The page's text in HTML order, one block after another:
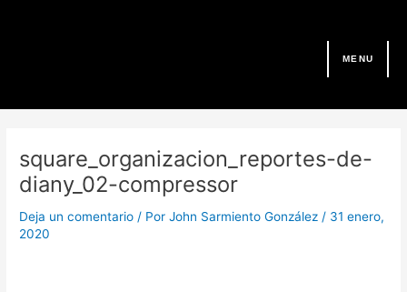
MENU
square_organizacion_reportes-de-
diany_02-compressor
Deja un comentario / PorJohn Sarmiento González / 31 enero,
2020